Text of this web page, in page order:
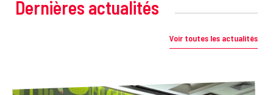
Dernières actualités
Voir toutes les actualités